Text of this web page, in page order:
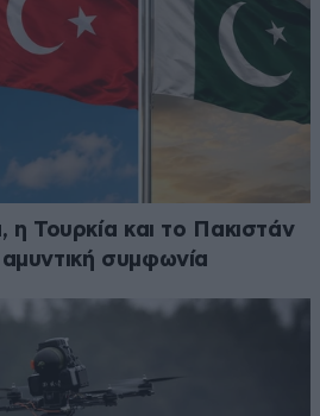
η Τουρκία και το Πακιστάν
συμφωνία